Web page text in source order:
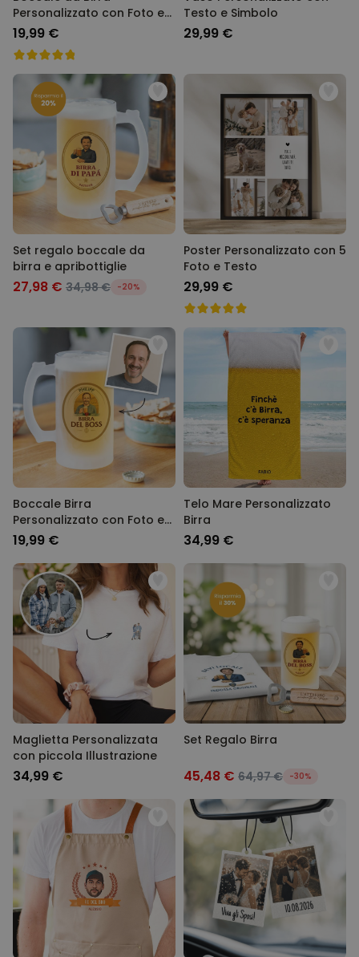
Personalizzato con Foto e
Testo
19,99 €
Testo e Simbolo
29,99 €
Set regalo boccale da
birra e apribottiglie
27,98 € 34,98 € -20%
Poster Personalizzato con 5
Foto e Testo
29,99 €
Boccale Birra
Personalizzato con Foto e
Nome
19,99 €
Telo Mare Personalizzato
Birra
34,99 €
Maglietta Personalizzata
con piccola Illustrazione
34,99 €
Set Regalo Birra
45,48 € 64,97 € -30%